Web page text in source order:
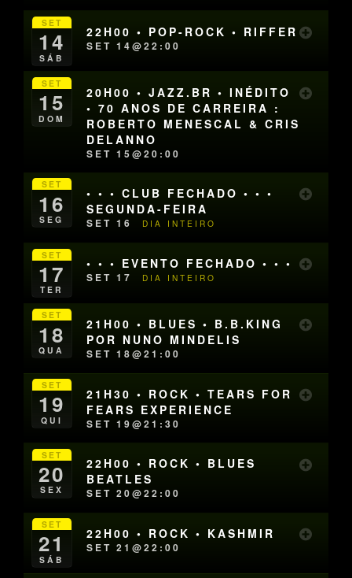
SET
14
SÁB
22H00 • POP-ROCK • RIFFER
SET 14@22:00
SET
15
DOM
20H00 • JAZZ.BR • INÉDITO
• 70 ANOS DE CARREIRA :
ROBERTO MENESCAL & CRIS
DELANNO
SET 15@20:00
SET
16
SEG
• • • CLUB FECHADO • • •
SEGUNDA-FEIRA
SET 16 DIA INTEIRO
SET
17
TER
• • • EVENTO FECHADO • • •
SET 17 DIA INTEIRO
SET
18
QUA
21H00 • BLUES • B.B.KING
POR NUNO MINDELIS
SET 18@21:00
SET
19
QUI
21H30 • ROCK • TEARS FOR
FEARS EXPERIENCE
SET 19@21:30
SET
20
SEX
22H00 • ROCK • BLUES
BEATLES
SET 20@22:00
SET
21
SÁB
22H00 • ROCK • KASHMIR
SET 21@22:00